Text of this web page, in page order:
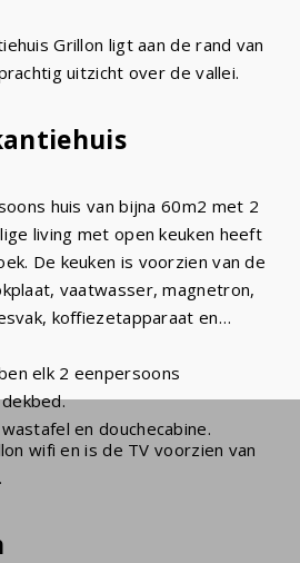
Grillon ligt aan de rand van
uitzicht over de vallei.
huis van bijna 60m2 met 2
living met open keuken heeft
De keuken is voorzien van de
vaatwasser, magnetron,
koffiezetapparaat en
elk 2 eenpersoons
en douchecabine.
wifi en is de TV voorzien van